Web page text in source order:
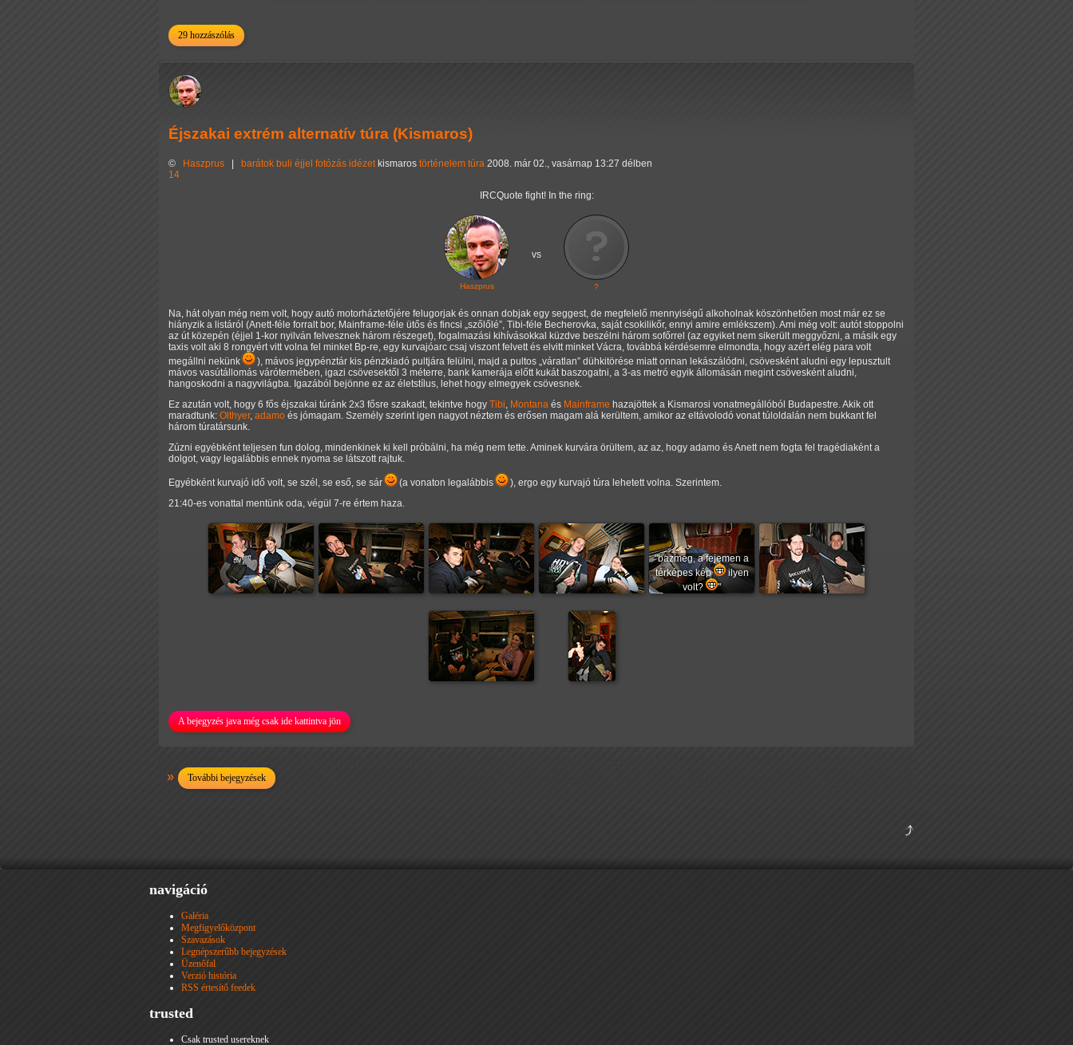
29 hozzászólás
Éjszakai extrém alternatív túra (Kismaros)
© Haszprus | barátok buli éjjel fotózás idézet kismaros történelem túra 2008. már 02., vasárnap 13:27 délben
14
IRCQuote fight! In the ring:
Haszprus
vs
?
Na, hát olyan még nem volt, hogy autó motorháztetőjére felugorjak és onnan dobjak egy seggest, de megfelelő mennyiségű alkoholnak köszönhetően most már ez se
hiányzik a listáról (Anett-féle forralt bor, Mainframe-féle ütős és fincsi szőlőlé
, Tibi-féle Becherovka, saját csokilikőr, ennyi amire emlékszem). Ami még volt: autót stoppolni
az út közepén (éjjel 1-kor nyilván felvesznek három részeget), fogalmazási kihívásokkal küzdve beszélni három sofőrrel (az egyiket nem sikerült meggyőzni, a másik egy
taxis volt aki 8 rongyért vitt volna fel minket Bp-re, egy kurvajóarc csaj viszont felvett és elvitt minket Vácra, továbbá kérdésemre elmondta, hogy azért elég para volt
megállni nekünk
), mávos jegypénztár kis pénzkiadó pultjára felülni, majd a pultos váratlan dühkitörése miatt onnan lekászálódni, csövesként aludni egy lepusztult
mávos vasútállomás várótermében, igazi csövesektől 3 méterre, bank kamerája előtt kukát baszogatni, a 3-as metró egyik állomásán megint csövesként aludni,
hangoskodni a nagyvilágba. Igazából bejönne ez az életstílus, lehet hogy elmegyek csövesnek.
Ez azután volt, hogy 6 fős éjszakai túránk 2x3 fősre szakadt, tekintve hogy Tibi Montana és Mainframe hazajöttek a Kismarosi vonatmegállóból Budapestre. Akik ott
maradtunk: Olthyer, adamo és jómagam. Személy szerint igen nagyot néztem és erősen magam alá kerültem, amikor az eltávolodó vonat túloldalán nem bukkant fel
három túratársunk.
Zúzni egyébként teljesen fun dolog, mindenkinek ki kell próbálni, ha még nem tette. Aminek kurvára örültem, az az, hogy adamo és Anett nem fogta fel tragédiaként a
dolgot, vagy legalábbis ennek nyoma se látszott rajtuk.
Egyébként kurvajó idő volt, se szél, se eső, se sár (a vonaton legalábbis
), ergo egy kurvajó túra lehetett volna. Szerintem.
21:40-es vonattal mentünk oda, végül 7-re értem haza.
"bazmeg, a fejemen a
térképes kép
ilyen
volt?
"
A bejegyzés java még csak ide kattintva jön
További bejegyzések
navigáció
Galéria
Megfigyelőközpont
Szavazások
Legnépszerűbb bejegyzések
Üzenőfal
Verzió história
RSS értesítő feedek
trusted
Csak trusted usereknek